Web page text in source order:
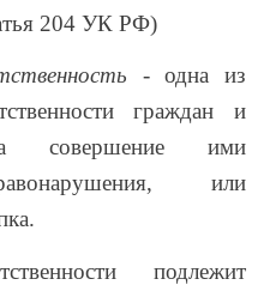
204 УК РФ)
- одна из
граждан и
совершение ими
или
подлежит